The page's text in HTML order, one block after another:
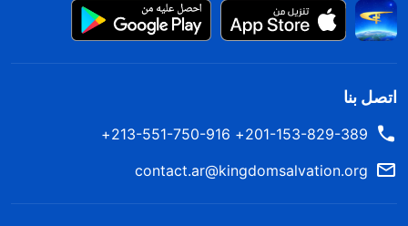
اتصل بنا
201-153-829-389+ 213-551-750-916+
contact.ar@kingdomsalvation.org